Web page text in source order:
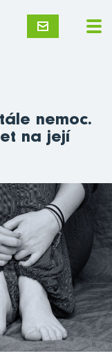
nemoc.
na její